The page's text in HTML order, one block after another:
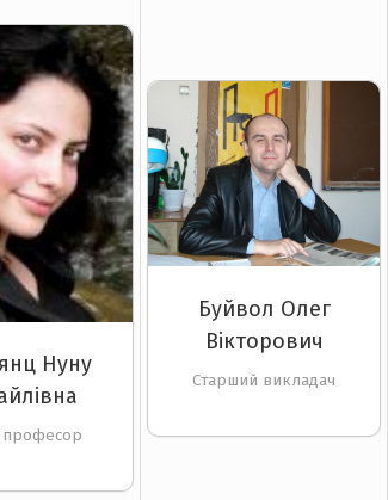
Нуну
професор
Буйвол Олег
Вікторович
Старший викладач